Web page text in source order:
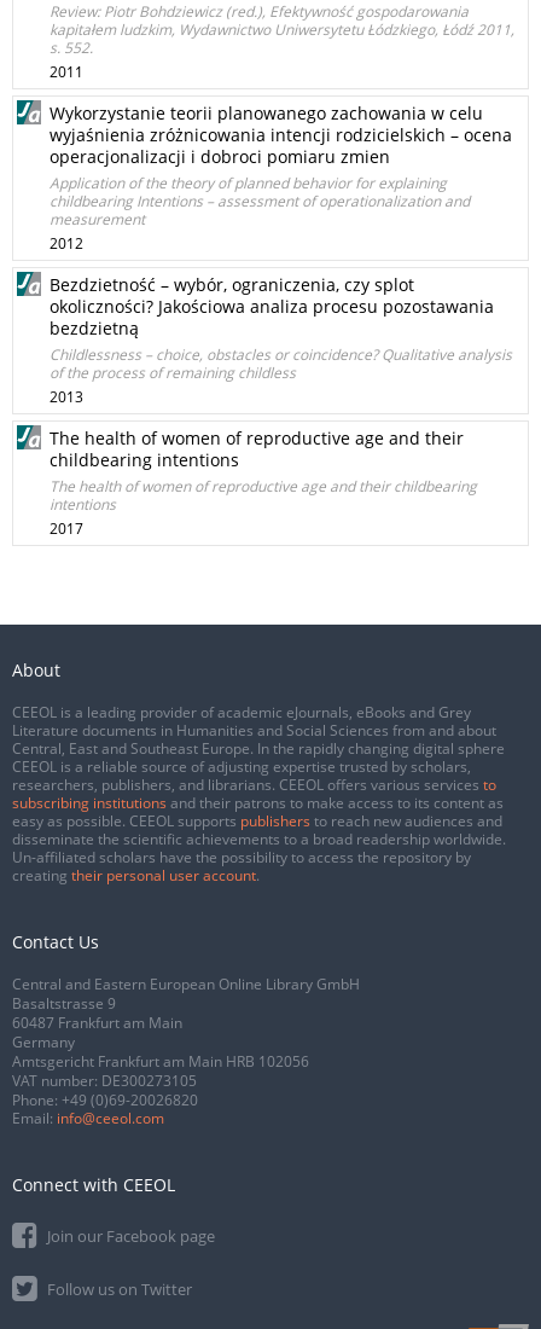
Review: Piotr Bohdziewicz (red.), Efektywność gospodarowania
kapitałem ludzkim, Wydawnictwo Uniwersytetu Łódzkiego, Łódź 2011,
s. 552.
2011
Wykorzystanie teorii planowanego zachowania w celu
wyjaśnienia zróżnicowania intencji rodzicielskich – ocena
operacjonalizacji i dobroci pomiaru zmien
Application of the theory of planned behavior for explaining
childbearing Intentions – assessment of operationalization and
measurement
2012
Bezdzietność – wybór, ograniczenia, czy splot
okoliczności? Jakościowa analiza procesu pozostawania
bezdzietną
Childlessness – choice, obstacles or coincidence? Qualitative analysis
of the process of remaining childless
2013
The health of women of reproductive age and their
childbearing intentions
The health of women of reproductive age and their childbearing
intentions
2017
About
CEEOL is a leading provider of academic eJournals, eBooks and Grey
Literature documents in Humanities and Social Sciences from and about
Central, East and Southeast Europe. In the rapidly changing digital sphere
CEEOL is a reliable source of adjusting expertise trusted by scholars,
researchers, publishers, and librarians. CEEOL offers various services to
subscribing institutions and their patrons to make access to its content as
easy as possible. CEEOL supports publishers to reach new audiences and
disseminate the scientific achievements to a broad readership worldwide.
Un-affiliated scholars have the possibility to access the repository by
creating their personal user account.
Contact Us
Central and Eastern European Online Library GmbH
Basaltstrasse 9
60487 Frankfurt am Main
Germany
Amtsgericht Frankfurt am Main HRB 102056
VAT number: DE300273105
Phone: +49 (0)69-20026820
Email: info@ceeol.com
Connect with CEEOL
Join our Facebook page
Follow us on Twitter